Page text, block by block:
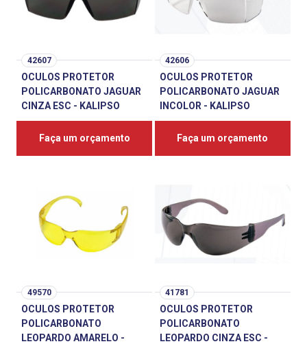
42607
OCULOS PROTETOR
POLICARBONATO JAGUAR
CINZA ESC - KALIPSO
Faça um orçamento
42606
OCULOS PROTETOR
POLICARBONATO JAGUAR
INCOLOR - KALIPSO
Faça um orçamento
49570
OCULOS PROTETOR
POLICARBONATO
LEOPARDO AMARELO -
41781
OCULOS PROTETOR
POLICARBONATO
LEOPARDO CINZA ESC -